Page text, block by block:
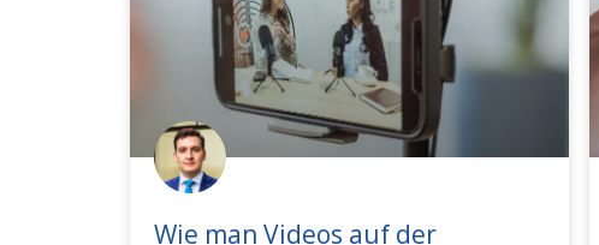
Wie man Videos auf der